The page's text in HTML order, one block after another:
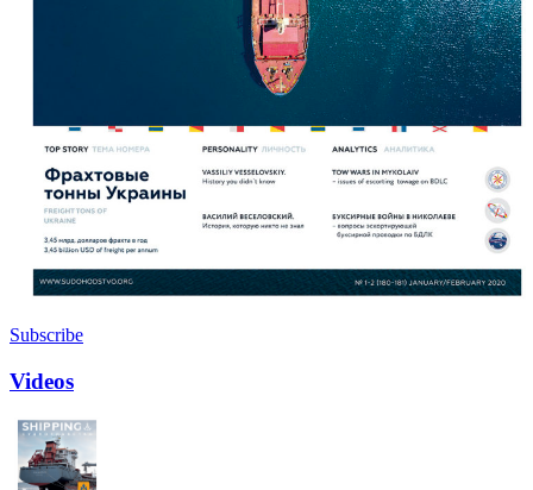
Subscribe
Videos